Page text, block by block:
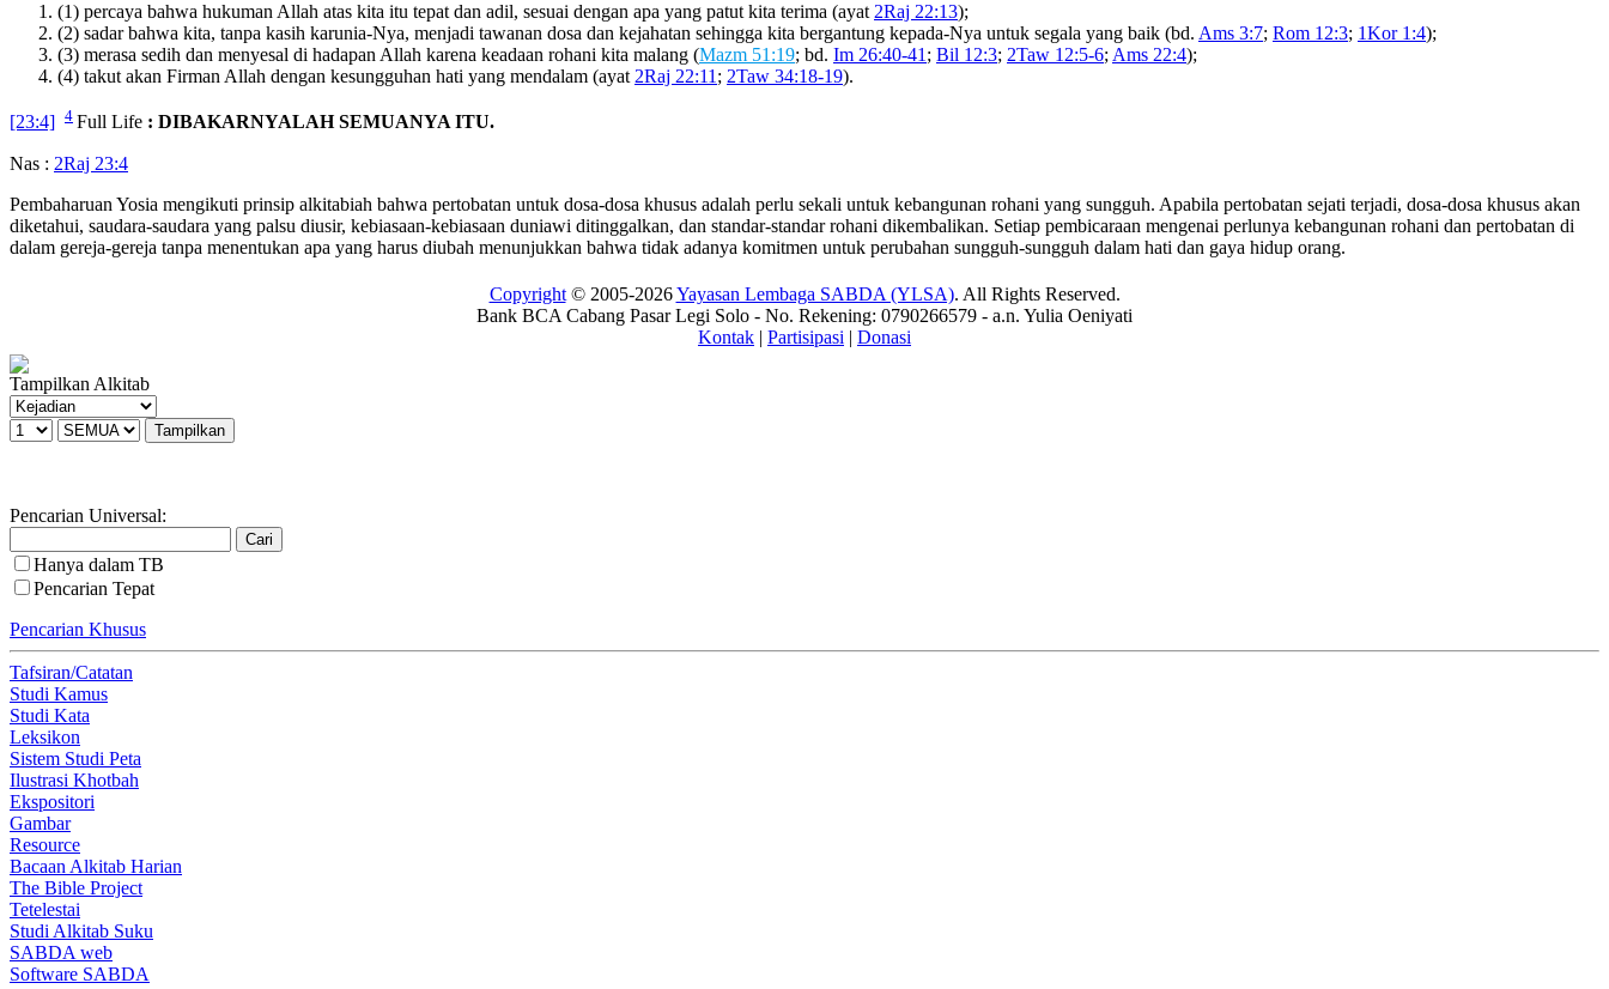
(1) percaya bahwa hukuman Allah atas kita itu tepat dan adil, sesuai dengan apa yang patut kita terima (ayat 2Raj 22:13);
(2) sadar bahwa kita, tanpa kasih karunia-Nya, menjadi tawanan dosa dan kejahatan sehingga kita bergantung kepada-Nya untuk segala yang baik (bd. Ams 3:7; Rom 12:3; 1Kor 1:4);
(3) merasa sedih dan menyesal di hadapan Allah karena keadaan rohani kita malang (Mazm 51:19; bd. Im 26:40-41 ; Bil 12:3; 2Taw 12:5-6; Ams 22:4);
(4) takut akan Firman Allah dengan kesungguhan hati yang mendalam (ayat 2Raj 22:11 ; 2Taw 34:18-19).
[23:4] 4 Full Life : DIBAKARNYALAH SEMUANYA ITU.
Nas : 2Raj 23:4
Pembaharuan Yosia mengikuti prinsip alkitabiah bahwa pertobatan untuk dosa-dosa khusus adalah perlu sekali untuk kebangunan rohani yang sungguh. Apabila pertobatan sejati terjadi, dosa-dosa khusus akan
diketahui, saudara-saudara yang palsu diusir, kebiasaan-kebiasaan duniawi ditinggalkan, dan standar-standar rohani dikembalikan. Setiap pembicaraan mengenai perlunya kebangunan rohani dan pertobatan di
dalam gereja-gereja tanpa menentukan apa yang harus diubah menunjukkan bahwa tidak adanya komitmen untuk perubahan sungguh-sungguh dalam hati dan gaya hidup orang.
Copyright© 2005-2026Yayasan Lembaga SABDA (YLSA). All Rights Reserved.
Bank BCA Cabang Pasar Legi Solo - No. Rekening: 0790266579 - a.n. Yulia Oeniyati
Kontak | Partisipasi | Donasi
Tampilkan Alkitab
Pencarian Universal:
Hanya dalam TB
Pencarian Tepat
Pencarian Khusus
Tafsiran/Catatan
Studi Kamus
Studi Kata
Leksikon
Sistem Studi Peta
Ilustrasi Khotbah
Ekspositori
Gambar
Resource
Bacaan Alkitab Harian
The Bible Project
Tetelestai
Studi Alkitab Suku
SABDA web
Software SABDA